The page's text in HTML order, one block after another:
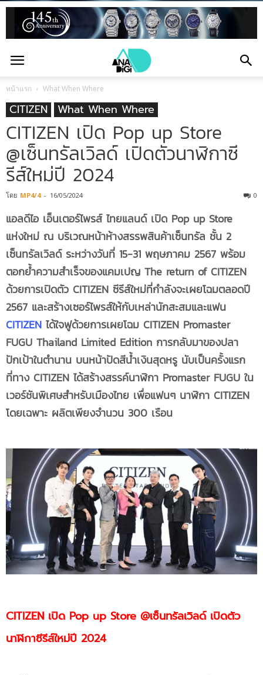
หน้าแรก What When Where
CITIZEN What When Where
CITIZEN เปิด Pop up Store
@เซ็นทรัลเวิลด์ เปิดตัวนาฬิกาซี
รีส์ใหม่ปี 2024
โดย MP4/4 - 16/05/2024 0
แอลดีไอ เอ็นเตอร์ไพรส์ ไทยแลนด์ เปิด Pop up Store
แห่งใหม่ ณ บริเวณหน้าห้างสรรพสินค้าเซ็นทรัล ชั้น 2
เซ็นทรัลเวิลด์ ระหว่างวันที่ 15-31 พฤษภาคม 2567 พร้อม
ตอกย้ำความสำเร็จของแคมเปญ The return of CITIZEN
ด้วยการเปิดตัว CITIZEN ซีรีส์ใหม่ที่กำลังจะเผยโฉมตลอดปี
2567 และสร้างเซอร์ไพรส์ให้กับเหล่านักสะสมและแฟน
CITIZEN ได้ใจฟูด้วยการเผยโฉม CITIZEN Promaster
FUGU Thailand Limited Edition การกลับมาของปลา
ปักเป้าในตำนาน บนหน้าปัดสีน้ำเงินสุดหรู นับเป็นครั้งแรก
ที่ทาง CITIZEN ได้สร้างสรรค์นาฬิกา Promaster FUGU ใน
เวอร์ชันพิเศษสำหรับเมืองไทย เพื่อแฟนๆ นาฬิกา CITIZEN
โดยเฉพาะ ผลิตเพียงจำนวน 300 เรือน
CITIZEN เปิด Pop up Store @เซ็นทรัลเวิลด์ เปิดตัว
นาฬิกาซีรีส์ใหม่ปี 2024